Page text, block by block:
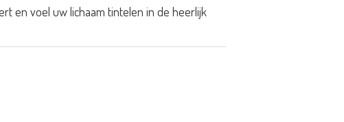
en voel uw lichaam tintelen in de heerlijk